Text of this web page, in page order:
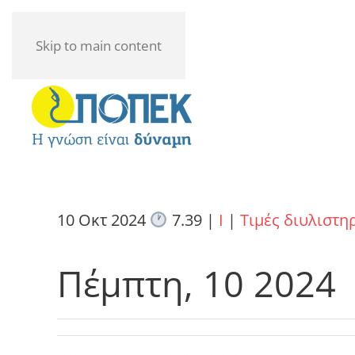
Skip to main content
10 Οκτ 2024 7.39| I | Τιμές
Πέμπτη, 10 2024